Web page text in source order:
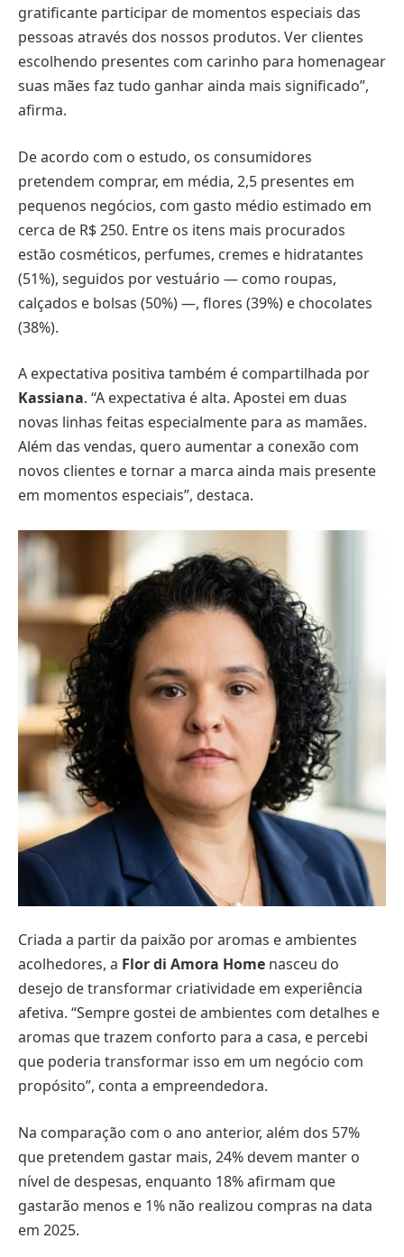
gratificante participar de momentos especiais das
pessoas através dos nossos produtos. Ver clientes
escolhendo presentes com carinho para homenagear
suas mães faz tudo ganhar ainda mais significado”,
afirma.
De acordo com o estudo, os consumidores
pretendem comprar, em média, 2,5 presentes em
pequenos negócios, com gasto médio estimado em
cerca de R$ 250. Entre os itens mais procurados
estão cosméticos, perfumes, cremes e hidratantes
(51%), seguidos por vestuário — como roupas,
calçados e bolsas (50%) —, flores (39%) e chocolates
(38%).
A expectativa positiva também é compartilhada por
Kassiana. “A expectativa é alta. Apostei em duas
novas linhas feitas especialmente para as mamães.
Além das vendas, quero aumentar a conexão com
novos clientes e tornar a marca ainda mais presente
em momentos especiais”, destaca.
Criada a partir da paixão por aromas e ambientes
acolhedores, a Flor di Amora Home nasceu do
desejo de transformar criatividade em experiência
afetiva. “Sempre gostei de ambientes com detalhes e
aromas que trazem conforto para a casa, e percebi
que poderia transformar isso em um negócio com
propósito”, conta a empreendedora.
Na comparação com o ano anterior, além dos 57%
que pretendem gastar mais, 24% devem manter o
nível de despesas, enquanto 18% afirmam que
gastarão menos e 1% não realizou compras na data
em 2025.